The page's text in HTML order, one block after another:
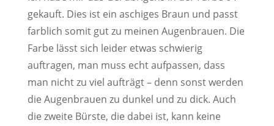
gekauft. Dies ist ein aschiges Braun und passt
farblich somit gut zu meinen Augenbrauen. Die
Farbe lässt sich leider etwas schwierig
auftragen, man muss echt aufpassen, dass
man nicht zu viel aufträgt – denn sonst werden
die Augenbrauen zu dunkel und zu dick. Auch
die zweite Bürste, die dabei ist, kann keine